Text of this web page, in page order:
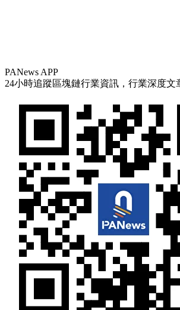
PANews APP
24小時追蹤區塊鏈行業資訊，行業深度文